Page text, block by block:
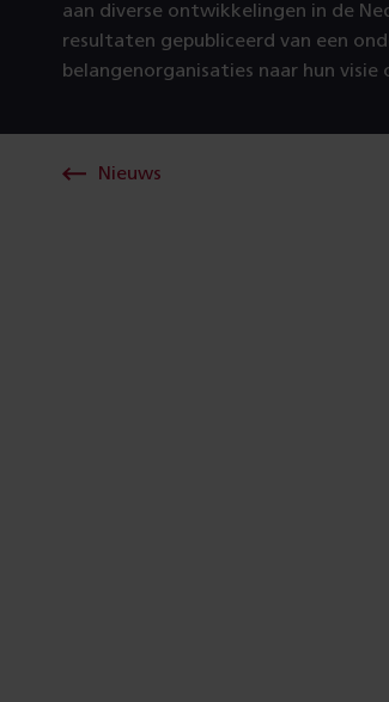
aan diverse ontwikkelingen in de
resultaten gepubliceerd van een
belangenorganisaties naar hun visie
Nieuws